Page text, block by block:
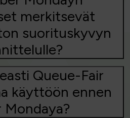
merkitsevät
suorituskyvyn
Queue-Fair
käyttöön ennen
Mondaya?